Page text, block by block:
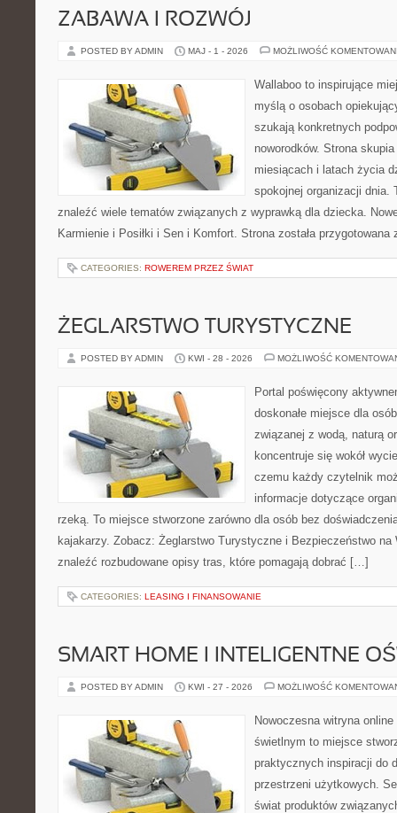
ZABAWA I ROZWÓJ
POSTED BY ADMIN MAJ - 1 - 2026 MOŻLIWOŚĆ
Wallaboo to inspirujące
myślą o osobach
szukają konkretnych
noworodków. Strona
miesiącach i latach życia
spokojnej organizacji dnia.
znaleźć wiele tematów związanych z wyprawką dla dziecka.
Karmienie i Posiłki i Sen i Komfort. Strona została
CATEGORIES: ROWEREM PRZEZ ŚWIAT
ŻEGLARSTWO TURYSTYCZNE
POSTED BY ADMIN KWI - 28 - 2026 MOŻLIWOŚĆ
Portal poświęcony
doskonałe miejsce dla
związanej z wodą, naturą
koncentruje się wokół
czemu każdy czytelnik
informacje dotyczące
rzeką. To miejsce stworzone zarówno dla osób bez
kajakarzy. Zobacz: Żeglarstwo Turystyczne i Bezpieczeństwo na
znaleźć rozbudowane opisy tras, które pomagają dobrać […]
CATEGORIES: LEASING I FINANSOWANIE
SMART HOME I INTELIGENTNE
POSTED BY ADMIN KWI - 27 - 2026 MOŻLIWOŚĆ
Nowoczesna witryna
świetlnym to miejsce
praktycznych inspiracji do
przestrzeni użytkowych.
świat produktów